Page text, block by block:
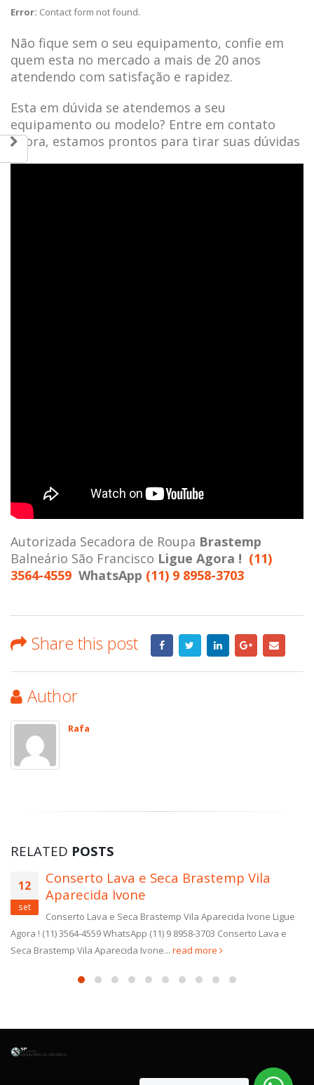
Error: Contact form not found.
Não fique sem o seu equipamento, confie em
quem esta no mercado a mais de 20 anos
atendendo com satisfação e rapidez.
Esta em dúvida se atendemos a seu
equipamento ou modelo? Entre em contato
agora, estamos prontos para tirar suas dúvidas
Autorizada Secadora de Roupa Brastemp
Balneário São Francisco Ligue Agora ! (11)
3564-4559 WhatsApp (11) 9 8958-3703
Share this post
Author
Rafa
RELATED POSTS
Ligue
e
11
Assistência Técnica Geladeira
Vila Bandeirantes
Assistência Técnica Geladeira Brastemp Vila
Ligue Agora ! (11) 3564-4559 WhatsApp (11) 9 8958-3703
Técnica Geladeira Brastemp Vila Bandeirantes todos os